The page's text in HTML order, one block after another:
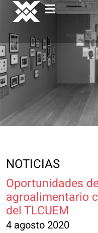
NOTICIAS
Oportunidades
agroalimentario
del TLCUEM
4 agosto 2020